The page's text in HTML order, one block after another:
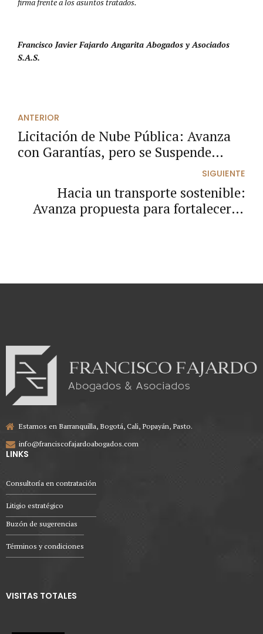
Francisco Javier Fajardo Angarita Abogados y Asociados
S.A.S.
ANTERIOR
Licitación de Nube Pública: Avanza
con Garantías, pero se Suspende
SIGUIENTE
Hacia un transporte sostenible:
Avanza propuesta para fortalecer el
Estamos en Barranquilla, Bogotá, Cali, Popayán, Pasto.
info@franciscofajardoabogados.com
LINKS
Consultoría en contratación
Litigio estratégico
Buzón de sugerencias
Términos y condiciones
VISITAS TOTALES